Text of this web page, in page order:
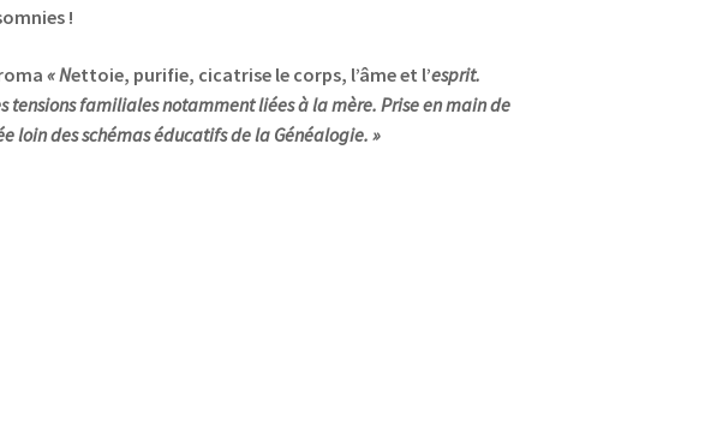
!
« Nettoie, purifie, cicatrise le corps, l’âme et l’esprit.
tensions familiales notamment liées à la mère. Prise en main de
loin des schémas éducatifs de la Généalogie. »